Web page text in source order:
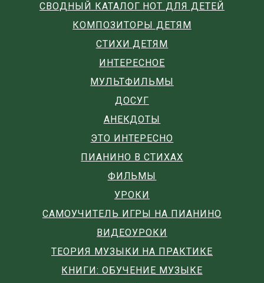
СВОДНЫЙ КАТАЛОГ НОТ ДЛЯ ДЕТЕЙ
КОМПОЗИТОРЫ ДЕТЯМ
СТИХИ ДЕТЯМ
ИНТЕРЕСНОЕ
МУЛЬТФИЛЬМЫ
ДОСУГ
АНЕКДОТЫ
ЭТО ИНТЕРЕСНО
ПИАНИНО В СТИХАХ
ФИЛЬМЫ
УРОКИ
САМОУЧИТЕЛЬ ИГРЫ НА ПИАНИНО
ВИДЕОУРОКИ
ТЕОРИЯ МУЗЫКИ НА ПРАКТИКЕ
КНИГИ: ОБУЧЕНИЕ МУЗЫКЕ